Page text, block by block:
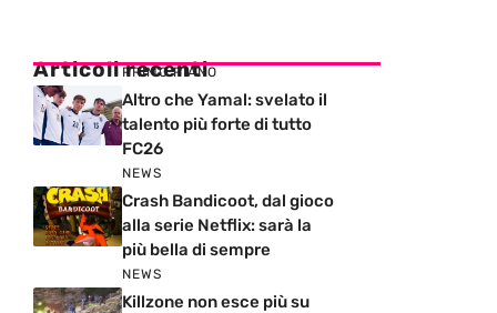
Articoli recenti
PRIMO PIANO
Altro che Yamal: svelato il
talento più forte di tutto
FC26
NEWS
Crash Bandicoot, dal gioco
alla serie Netflix: sarà la
più bella di sempre
NEWS
Killzone non esce più su